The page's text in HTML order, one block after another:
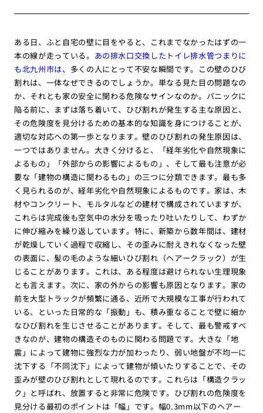
ある日、ふと自宅の壁に目をやると、これまでなかったはずの一
本の線が走っている。 あの排水口交換したトイレ排水管つまりに
も北九州市は、多くの人にとって不安な瞬間です。この壁のひび
割れは、一体なぜできるのでしょうか。単なる見た目の問題なの
か、それとも家の安全に関わる危険なサインなのか。パニックに
陥る前に、まずは落ち着いて、ひび割れが発生する主な原因と、
その危険度を見分けるための基本的な知識を身につけることが、
適切な対応への第一歩となります。壁のひび割れの発生原因は、
一つではありません。大きく分けると、「経年劣化や自然現象に
よるもの」「外部からの影響によるもの」、そして最も注意が必
要な「建物の構造に関わるもの」の三つに分類できます。最も多
く見られるのが、経年劣化や自然現象によるものです。家は、木
材やコンクリート、モルタルなどの建材で構成されていますが、
これらは完成後も空気中の水分を吸ったり吐いたりして、わずか
に伸び縮みを繰り返しています。特に、新築から数年間は、建材
が乾燥していく過程で収縮し、その歪みに耐えきれなくなった壁
の表面に、髪の毛のような細いひび割れ（ヘアークラック）が生
じることがあります。これは、ある程度は避けられない生理現象
とも言えます。次に、家の外からの影響も原因となります。家の
前を大型トラックが頻繁に通る、近所で大規模な工事が行われて
いる、といった日常的な「振動」も、積み重なることで壁に細か
なひび割れを生じさせることがあります。そして、最も警戒すべ
きなのが、建物の構造そのものに関わる問題です。大きな「地
震」によって建物に強烈な力が加わったり、弱い地盤が不均一に
沈下する「不同沈下」によって建物が傾いたりすることで、その
歪みが壁のひび割れとして現れるのです。これらは「構造クラッ
ク」と呼ばれ、放置すると非常に危険です。ひび割れの危険度を
見分ける最初のポイントは「幅」です。幅0.3mm以下のヘアー